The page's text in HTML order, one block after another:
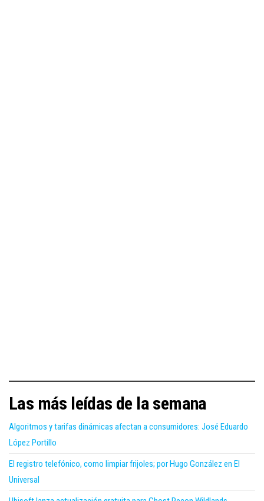
Las más leídas de la semana
Algoritmos y tarifas dinámicas afectan a consumidores: José Eduardo
López Portillo
El registro telefónico, como limpiar frijoles; por Hugo González en El
Universal